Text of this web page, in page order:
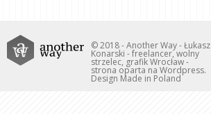
© 2018 - Another Way - Łukasz
Konarski - freelancer, wolny
strzelec, grafik Wrocław -
strona oparta na Wordpress.
Design Made in Poland